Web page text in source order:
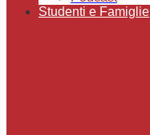
Studenti e Famiglie